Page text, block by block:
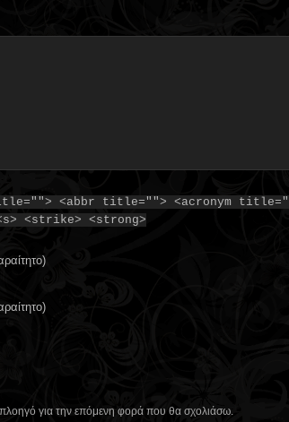
<abbr title=""> <acronym
<strike> <strong>
για την επόμενη φορά που θα σχολιάσω.